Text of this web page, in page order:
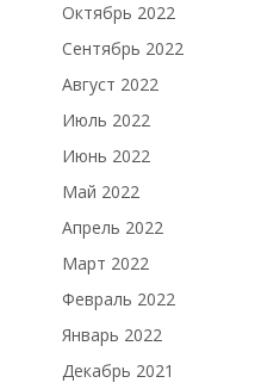
Октябрь 2022
Сентябрь 2022
Август 2022
Июль 2022
Июнь 2022
Май 2022
Апрель 2022
Март 2022
Февраль 2022
Январь 2022
Декабрь 2021